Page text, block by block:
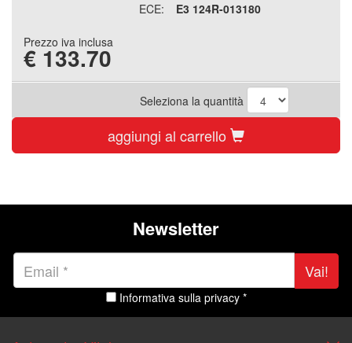
ECE:
E3 124R-013180
Prezzo iva inclusa
€ 133.70
Seleziona la quantità
aggiungi al carrello
Newsletter
Vai!
Informativa sulla privacy *